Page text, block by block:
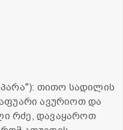
თითო სადილის
ავურიოთ და
რძე, დავაყაროთ